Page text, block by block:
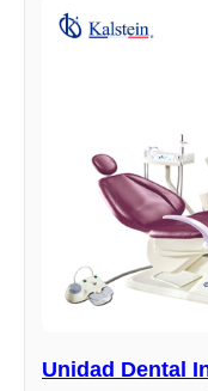
Unidad Dental